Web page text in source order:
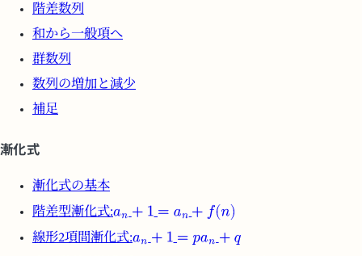
階差数列
和から一般項へ
群数列
数列の増加と減少
補足
漸化式
漸化式の基本
階差型漸化式:
線形2項間漸化式: